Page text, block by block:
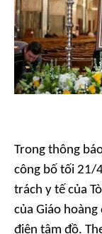
Trong thông
công bố tối 21/
trách y tế của
của Giáo
điện tâm đồ.